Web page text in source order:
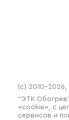
(c)
“ЭТК
«cookie», с
сервисов и